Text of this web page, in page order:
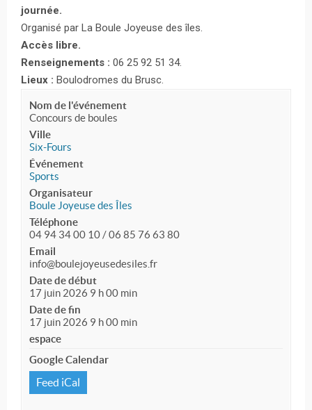
journée.
Organisé par La Boule Joyeuse des îles.
Accès libre.
Renseignements : 06 25 92 51 34.
Lieux : Boulodromes du Brusc.
Nom de l'événement
Concours de boules
Ville
Six-Fours
Événement
Sports
Organisateur
Boule Joyeuse des Îles
Téléphone
04 94 34 00 10 / 06 85 76 63 80
Email
info@boulejoyeusedesiles.fr
Date de début
17 juin 2026 9 h 00 min
Date de fin
17 juin 2026 9 h 00 min
espace
Google Calendar
Feed iCal